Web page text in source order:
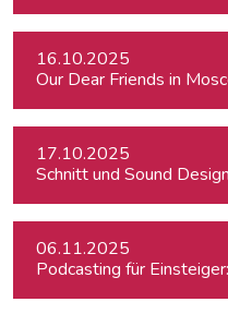
16.10.2025
Our Dear Friends in
17.10.2025
Schnitt und Sound
06.11.2025
Podcasting für